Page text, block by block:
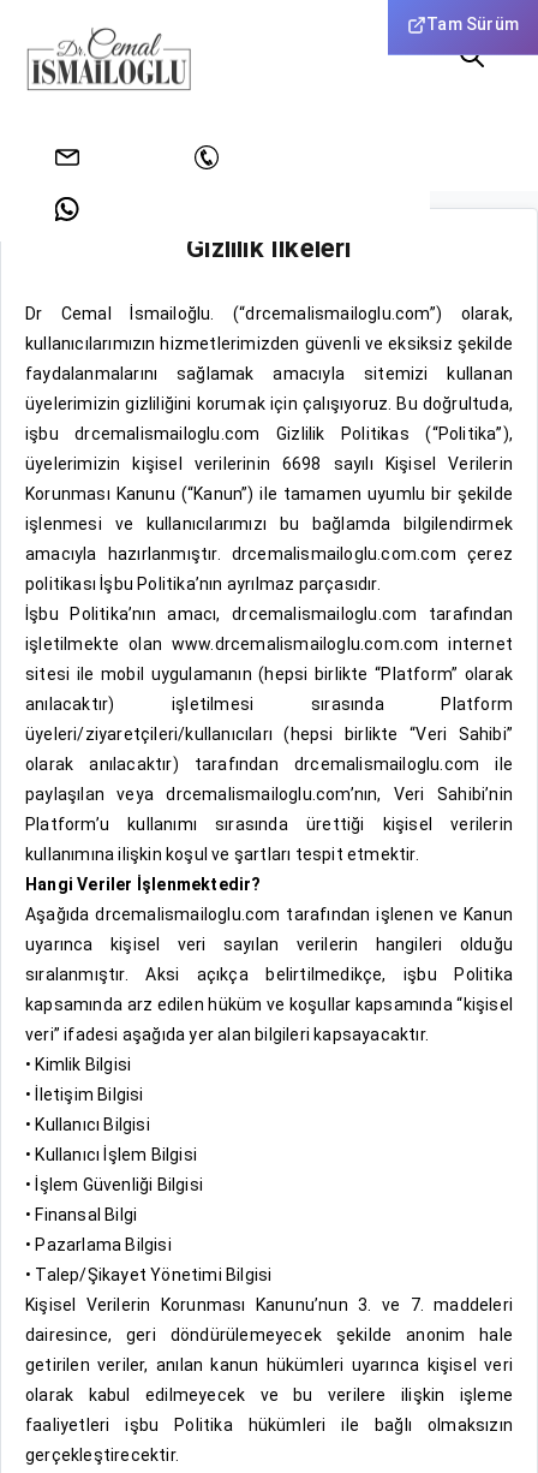
Tam Sürüm
info@drcemalismailoglu.com
Anasayfa Gizlilik İlkeleri
Gizlilik İlkeleri
Dr Cemal İsmailoğlu. (“drcemalismailoglu.com”) olarak,
kullanıcılarımızın hizmetlerimizden güvenli ve eksiksiz şekilde
faydalanmalarını sağlamak amacıyla sitemizi kullanan
üyelerimizin gizliliğini korumak için çalışıyoruz. Bu doğrultuda,
işbu drcemalismailoglu.com Gizlilik Politikas (“Politika”),
üyelerimizin kişisel verilerinin 6698 sayılı Kişisel Verilerin
Korunması Kanunu (“Kanun”) ile tamamen uyumlu bir şekilde
işlenmesi ve kullanıcılarımızı bu bağlamda bilgilendirmek
amacıyla hazırlanmıştır. drcemalismailoglu.com.com çerez
politikası İşbu Politika’nın ayrılmaz parçasıdır.
İşbu Politika’nın amacı, drcemalismailoglu.com tarafından
işletilmekte olan www.drcemalismailoglu.com.com internet
sitesi ile mobil uygulamanın (hepsi birlikte “Platform” olarak
anılacaktır) işletilmesi sırasında Platform
üyeleri/ziyaretçileri/kullanıcıları (hepsi birlikte “Veri Sahibi”
olarak anılacaktır) tarafından drcemalismailoglu.com ile
paylaşılan veya drcemalismailoglu.com’nın, Veri Sahibi’nin
Platform’u kullanımı sırasında ürettiği kişisel verilerin
kullanımına ilişkin koşul ve şartları tespit etmektir.
Hangi Veriler İşlenmektedir?
Aşağıda drcemalismailoglu.com tarafından işlenen ve Kanun
uyarınca kişisel veri sayılan verilerin hangileri olduğu
sıralanmıştır. Aksi açıkça belirtilmedikçe, işbu Politika
kapsamında arz edilen hüküm ve koşullar kapsamında “kişisel
veri” ifadesi aşağıda yer alan bilgileri kapsayacaktır.
• Kimlik Bilgisi
• İletişim Bilgisi
• Kullanıcı Bilgisi
• Kullanıcı İşlem Bilgisi
• İşlem Güvenliği Bilgisi
• Finansal Bilgi
• Pazarlama Bilgisi
• Talep/Şikayet Yönetimi Bilgisi
Kişisel Verilerin Korunması Kanunu’nun 3. ve 7. maddeleri
dairesince, geri döndürülemeyecek şekilde anonim hale
getirilen veriler, anılan kanun hükümleri uyarınca kişisel veri
olarak kabul edilmeyecek ve bu verilere ilişkin işleme
faaliyetleri işbu Politika hükümleri ile bağlı olmaksızın
gerçekleştirecektir.